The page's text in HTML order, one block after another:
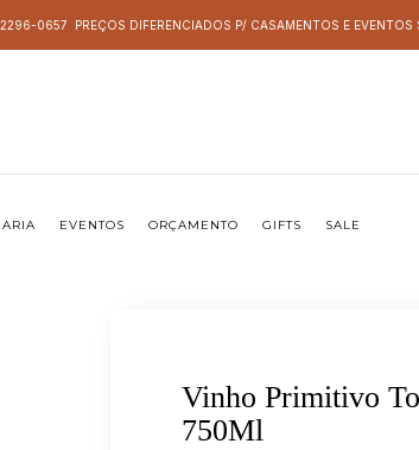
0657 PREÇOS DIFERENCIADOS P/ CASAMENTOS E EVENTOS
EVENTOS ORÇAMENTO GIFTS SALE
Vinho Primitivo
750Ml